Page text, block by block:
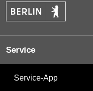
Service
Service-App